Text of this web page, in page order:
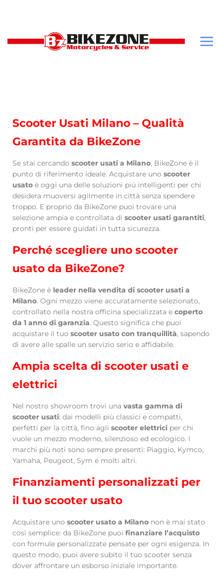
Scooter Usati Milano – Qualità
Garantita da BikeZone
Se stai cercando scooter usati a Milano, BikeZone è il
punto di riferimento ideale. Acquistare uno scooter
usato è oggi una delle soluzioni più intelligenti per chi
desidera muoversi agilmente in città senza spendere
troppo. E proprio da BikeZone puoi trovare una
selezione ampia e controllata di scooter usati garantiti,
pronti per essere guidati in tutta sicurezza.
Perché scegliere uno scooter
usato da BikeZone?
BikeZone è leader nella vendita di scooter usati a
Milano. Ogni mezzo viene accuratamente selezionato,
controllato nella nostra officina specializzata e coperto
da 1 anno di garanzia. Questo significa che puoi
acquistare il tuo scooter usato con tranquillità, sapendo
di avere alle spalle un servizio serio e affidabile.
Ampia scelta di scooter usati e
elettrici
Nel nostro showroom trovi una vasta gamma di
scooter usati: dai modelli più classici e compatti,
perfetti per la città, fino agli scooter elettrici per chi
vuole un mezzo moderno, silenzioso ed ecologico. I
marchi più noti sono sempre presenti: Piaggio, Kymco,
Yamaha, Peugeot, Sym e molti altri.
Finanziamenti personalizzati per
il tuo scooter usato
Acquistare uno scooter usato a Milano non è mai stato
così semplice: da BikeZone puoi finanziare l’acquisto
con formule personalizzate pensate per ogni esigenza. In
questo modo, puoi avere subito il tuo scooter senza
dover affrontare un esborso iniziale importante.